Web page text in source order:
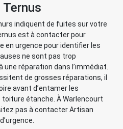
indiquent de fuites sur votre
est à contacter pour
en urgence pour identifier les
ne sont pas trop
réparation dans l’immédiat.
de grosses réparations, il
avant d’entamer les
étanche. À Warlencourt
pas à contacter Artisan